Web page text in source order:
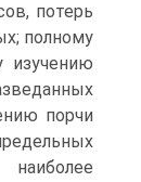
потерь
полному
изучению
порчи